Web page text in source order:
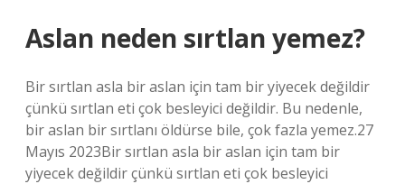
Aslan neden sırtlan yemez?
Bir sırtlan asla bir aslan için tam bir yiyecek değildir
çünkü sırtlan eti çok besleyici değildir. Bu nedenle,
bir aslan bir sırtlanı öldürse bile, çok fazla yemez.27
Mayıs 2023Bir sırtlan asla bir aslan için tam bir
yiyecek değildir çünkü sırtlan eti çok besleyici